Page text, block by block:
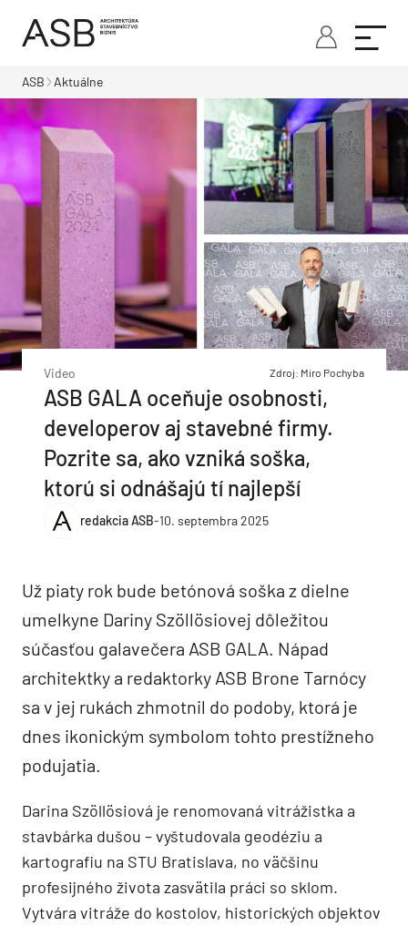
ASB Aktuálne
Video Zdroj: Miro Pochyba
ASB GALA oceňuje osobnosti,
developerov aj stavebné firmy.
Pozrite sa, ako vzniká soška,
ktorú si odnášajú tí najlepší
redakcia ASB-10. septembra 2025
Už piaty rok bude betónová soška z dielne
umelkyne Dariny Szöllösiovej dôležitou
súčasťou galavečera ASB GALA. Nápad
architektky a redaktorky ASB Brone Tarnócy
sa v jej rukách zhmotnil do podoby, ktorá je
dnes ikonickým symbolom tohto prestížneho
podujatia.
Darina Szöllösiová je renomovaná vitrážistka a
stavbárka dušou – vyštudovala geodéziu a
kartografiu na STU Bratislava, no väčšinu
profesijného života zasvätila práci so sklom.
Vytvára vitráže do kostolov, historických objektov